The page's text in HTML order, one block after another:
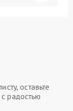
оставьте
радостью